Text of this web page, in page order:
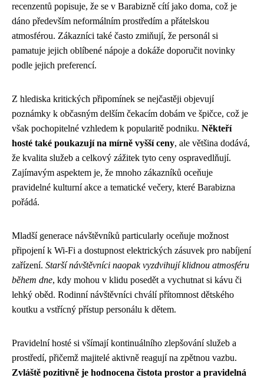
recenzentů popisuje, že se v Barabizně cítí jako doma, což je
dáno především neformálním prostředím a přátelskou
atmosférou. Zákazníci také často zmiňují, že personál si
pamatuje jejich oblíbené nápoje a dokáže doporučit novinky
podle jejich preferencí.
Z hlediska kritických připomínek se nejčastěji objevují
poznámky k občasným delším čekacím dobám ve špičce, což je
však pochopitelné vzhledem k popularitě podniku. Někteří
hosté také poukazují na mírně vyšší ceny, ale většina dodává,
že kvalita služeb a celkový zážitek tyto ceny ospravedlňují.
Zajímavým aspektem je, že mnoho zákazníků oceňuje
pravidelné kulturní akce a tematické večery, které Barabizna
pořádá.
Mladší generace návštěvníků particularly oceňuje možnost
připojení k Wi-Fi a dostupnost elektrických zásuvek pro nabíjení
zařízení. Starší návštěvníci naopak vyzdvihují klidnou atmosféru
během dne, kdy mohou v klidu posedět a vychutnat si kávu či
lehký oběd. Rodinní návštěvníci chválí přítomnost dětského
koutku a vstřícný přístup personálu k dětem.
Pravidelní hosté si všímají kontinuálního zlepšování služeb a
prostředí, přičemž majitelé aktivně reagují na zpětnou vazbu.
Zvláště pozitivně je hodnocena čistota prostor a pravidelná